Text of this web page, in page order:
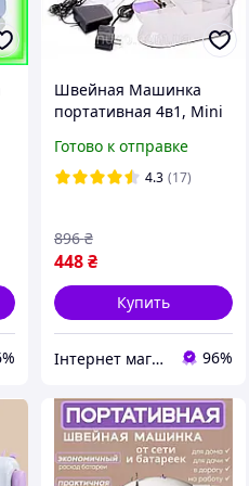
Швейная Машинка
портативная 4в1, Mini
/ Машинка для шитья с
адаптером и педалью
Готово к отправке
4.3 (17)
448 ₴
896 ₴
Купить
Інтернет магазин WOWShop 96%